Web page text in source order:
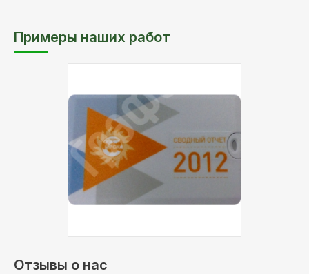
Примеры наших работ
Описание:флешка-визитка
Отзывы о нас